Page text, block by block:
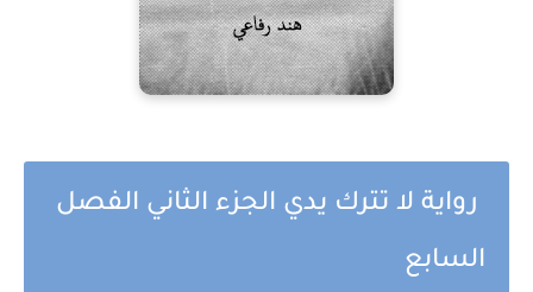
رواية لا تترك يدي الجزء الثاني الفصل
السابع